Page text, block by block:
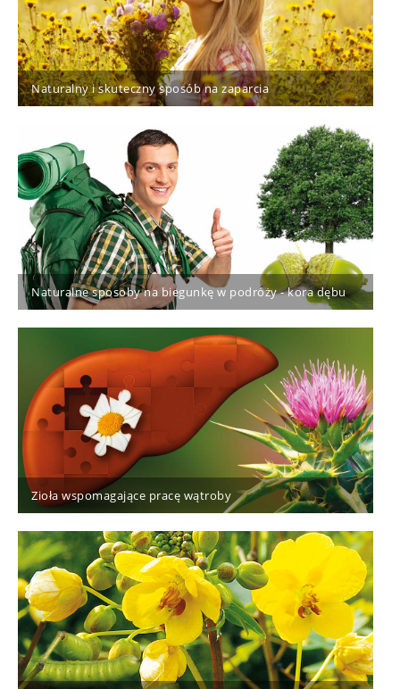
Naturalny i skuteczny sposób na zaparcia
Naturalne sposoby na biegunkę w podróży - kora dębu
Zioła wspomagające pracę wątroby